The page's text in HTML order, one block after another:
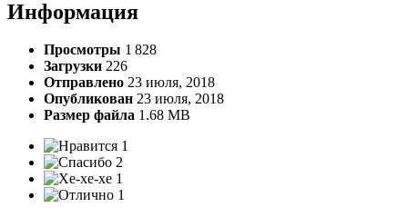
Информация
Просмотры 1 828
Загрузки 226
Отправлено 23 июля, 2018
Опубликован 23 июля, 2018
Размер файла 1.68 MB
1
2
1
1